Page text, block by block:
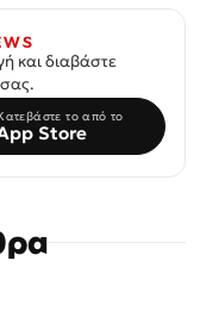
και διαβάστε
σας.
το από το
Store